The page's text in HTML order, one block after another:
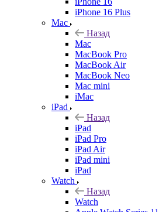
iPhone 16 Plus
Mac
Назад
Mac
MacBook Pro
MacBook Air
MacBook Neo
Mac mini
iMac
iPad
Назад
iPad
iPad Pro
iPad Air
iPad mini
iPad
Watch
Назад
Watch